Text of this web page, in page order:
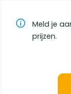
Meld je
prijzen.